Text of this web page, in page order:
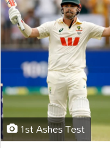
1st Ashes Test